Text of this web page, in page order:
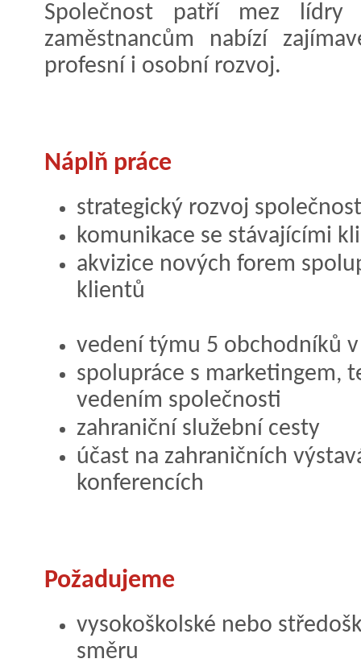
Společnost patří mez
zaměstnancům nabízí
profesní i osobní rozvoj.
Náplň práce
strategický rozvoj
komunikace se stávajícími
akvizice nových forem
klientů
vedení týmu 5 obchodníků
spolupráce s marketingem,
vedením společnosti
zahraniční služební cesty
účast na zahraničních
konferencích
Požadujeme
vysokoškolské nebo
směru